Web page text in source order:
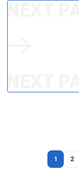
1 2